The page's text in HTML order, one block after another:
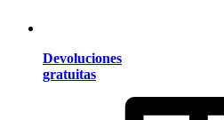
Devoluciones
gratuitas